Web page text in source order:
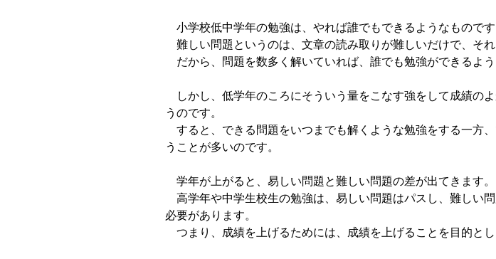
小学校低中学年の勉強は、やれば誰でもできるようなものです
難しい問題というのは、文章の読み取りが難しいだけで、そ
だから、問題を数多く解いていれば、誰でも勉強ができるよう
しかし、低学年のころにそういう量をこなす強をして成績の
うのです。
すると、できる問題をいつまでも解くような勉強をする一方
うことが多いのです。
学年が上がると、易しい問題と難しい問題の差が出てきます。
高学年や中学生校生の勉強は、易しい問題はパスし、難しい
必要があります。
つまり、成績を上げるためには、成績を上げることを目的と